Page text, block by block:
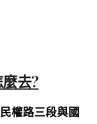
去?
權路三段與國